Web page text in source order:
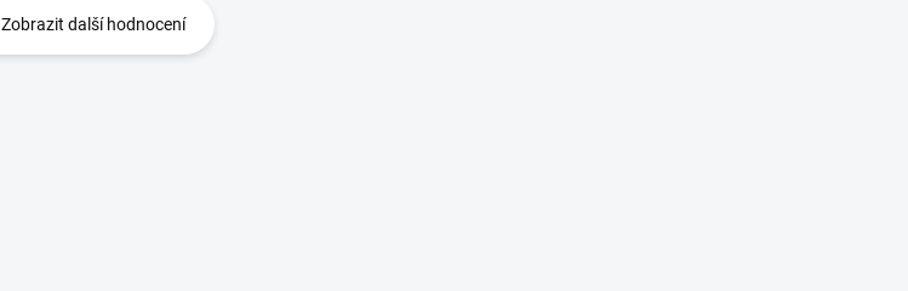
Zobrazit další hodnocení